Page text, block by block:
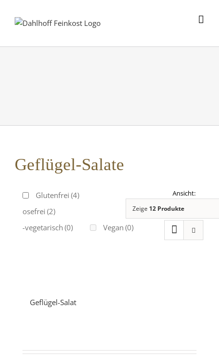
Geflügel-Salate
Glutenfrei (4)
Laktosefrei (2)
Ovo-vegetarisch (0) Vegan (0)
Zeige 12 Produkte
Geflügel-Salat